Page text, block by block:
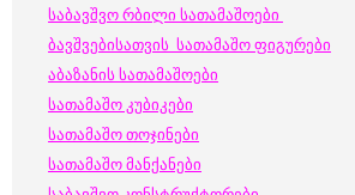
საბავშვო რბილი სათამაშოები
ბავშვებისათვის სათამაშო ფიგურები
აბაზანის სათამაშოები
სათამაშო კუბიკები
სათამაშო თოჯინები
სათამაშო მანქანები